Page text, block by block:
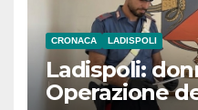
CRONACA LADISPOLI
Ladispoli:
Operazione